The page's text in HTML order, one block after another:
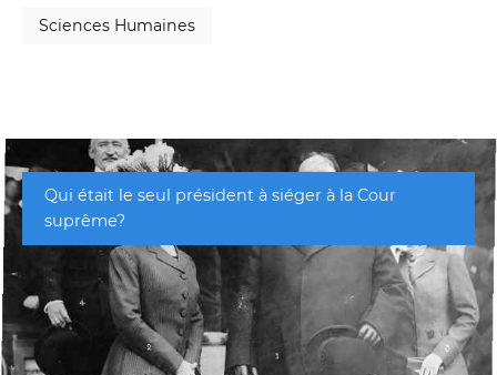
Sciences Humaines
Qui était le seul président à siéger à la Cour
suprême?